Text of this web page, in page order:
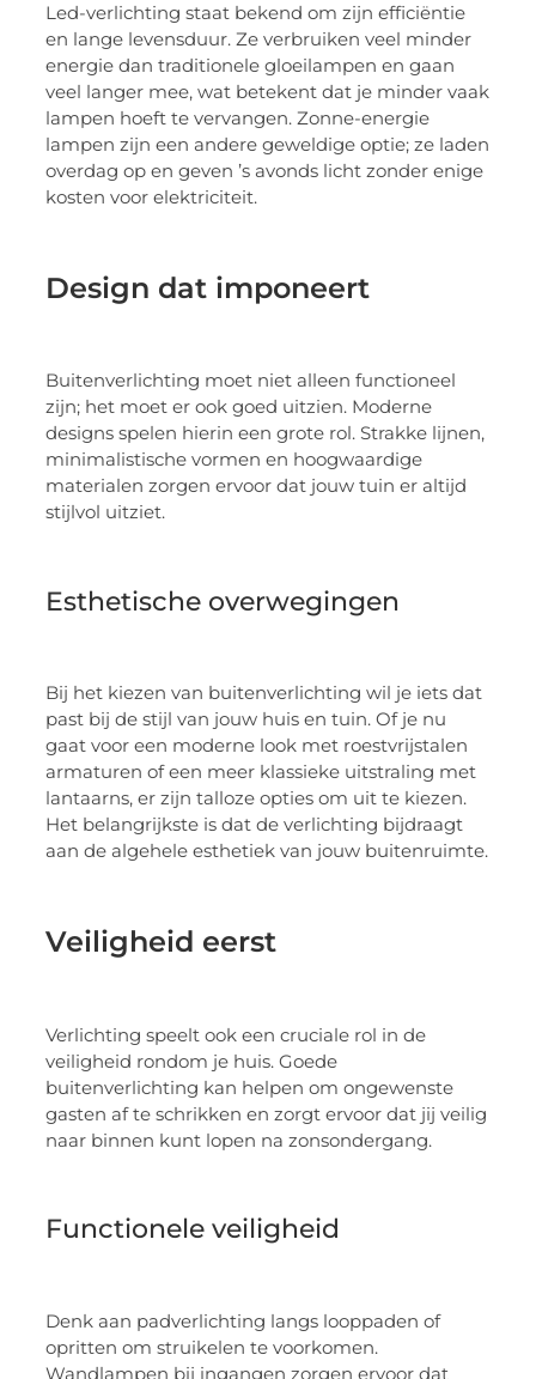
Led-verlichting staat bekend om zijn efficiëntie
en lange levensduur. Ze verbruiken veel minder
energie dan traditionele gloeilampen en gaan
veel langer mee, wat betekent dat je minder vaak
lampen hoeft te vervangen. Zonne-energie
lampen zijn een andere geweldige optie; ze laden
overdag op en geven ’s avonds licht zonder enige
kosten voor elektriciteit.
Design dat imponeert
Buitenverlichting moet niet alleen functioneel
zijn; het moet er ook goed uitzien. Moderne
designs spelen hierin een grote rol. Strakke lijnen,
minimalistische vormen en hoogwaardige
materialen zorgen ervoor dat jouw tuin er altijd
stijlvol uitziet.
Esthetische overwegingen
Bij het kiezen van buitenverlichting wil je iets dat
past bij de stijl van jouw huis en tuin. Of je nu
gaat voor een moderne look met roestvrijstalen
armaturen of een meer klassieke uitstraling met
lantaarns, er zijn talloze opties om uit te kiezen.
Het belangrijkste is dat de verlichting bijdraagt
aan de algehele esthetiek van jouw buitenruimte.
Veiligheid eerst
Verlichting speelt ook een cruciale rol in de
veiligheid rondom je huis. Goede
buitenverlichting kan helpen om ongewenste
gasten af te schrikken en zorgt ervoor dat jij veilig
naar binnen kunt lopen na zonsondergang.
Functionele veiligheid
Denk aan padverlichting langs looppaden of
opritten om struikelen te voorkomen.
Wandlampen bij ingangen zorgen ervoor dat